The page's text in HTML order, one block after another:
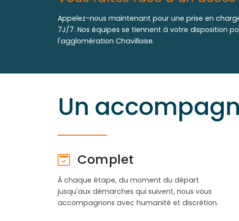
Appelez-nous maintenant pour une prise en
7J/7. Nos équipes se tiennent à votre disposition
l'agglomération Chavilloise.
Un
Complet
À chaque étape, du moment du départ
jusqu'aux démarches qui suivent, nous vous
accompagnons avec humanité et discrétion.